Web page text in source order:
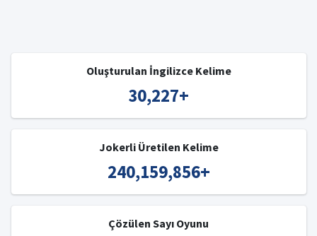
Oluşturulan İngilizce Kelime
30,227+
Jokerli Üretilen Kelime
240,159,856+
Çözülen Sayı Oyunu